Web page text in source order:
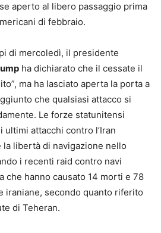
aperto al libero passaggio prima
di febbraio.
di mercoledì, il presidente
ha dichiarato che il cessate il
ma ha lasciato aperta la porta a
che qualsiasi attacco si
Le forze statunitensi
ultimi attacchi contro l’Iran
la libertà di navigazione nello
i recenti raid contro navi
che hanno causato 14 morti e 78
iraniane, secondo quanto riferito
di Teheran.